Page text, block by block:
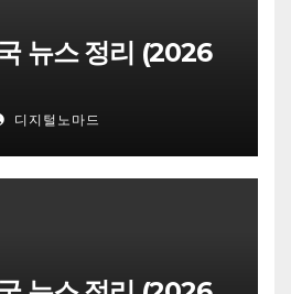
뉴스 정리 (2026
디지털노마드